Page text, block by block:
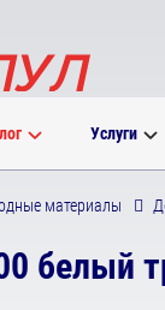
Услуги
материалы
белый